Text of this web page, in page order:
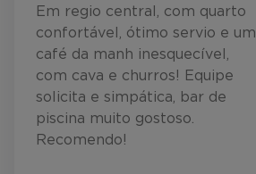
Em regio central, com quarto
confortável, ótimo servio e um
café da manh inesquecível,
com cava e churros! Equipe
solicita e simpática, bar de
piscina muito gostoso.
Recomendo!